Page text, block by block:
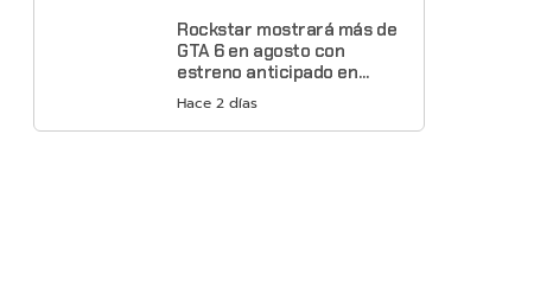
Rockstar mostrará más de
GTA 6 en agosto con
estreno anticipado en
Netflix
Hace 2 días